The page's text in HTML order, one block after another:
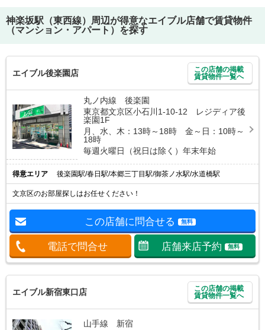
神楽坂駅（東西線）
周辺が得意なエイブル店舗で賃貸物件
（マンション・アパート）を探す
エイブル後楽園店
この店舗の掲載
賃貸物件一覧へ
丸ノ内線 後楽園
東京都文京区小石川1-10-12 レジディア後
楽園1F
月、水、木：13時～18時 金～日：10時～
18時
毎週火曜日（祝日は除く）年末年始
得意エリア 後楽園駅/春日駅/本郷三丁目駅/御茶ノ水駅/水道橋駅
文京区のお部屋探しはお任せください！
この店舗に問合せる 無料
電話で問合せ 店舗来店予約 無料
エイブル新宿東口店
この店舗の掲載
賃貸物件一覧へ
山手線 新宿